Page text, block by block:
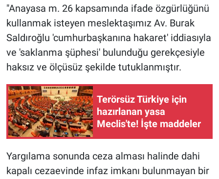
"Anayasa m. 26 kapsamında ifade özgürlüğünü
kullanmak isteyen meslektaşımız Av. Burak
Saldıroğlu 'cumhurbaşkanına hakaret' iddiasıyla
ve 'saklanma şüphesi' bulunduğu gerekçesiyle
haksız ve ölçüsüz şekilde tutuklanmıştır.
Terörsüz Türkiye için
hazırlanan yasa
Meclis'te! İşte maddeler
Yargılama sonunda ceza alması halinde dahi
kapalı cezaevinde infaz imkanı bulunmayan bir
Programlar
Sağlık
Spor
Teknoloji
Türkiye'nin Geleceği
Yerel Gündem